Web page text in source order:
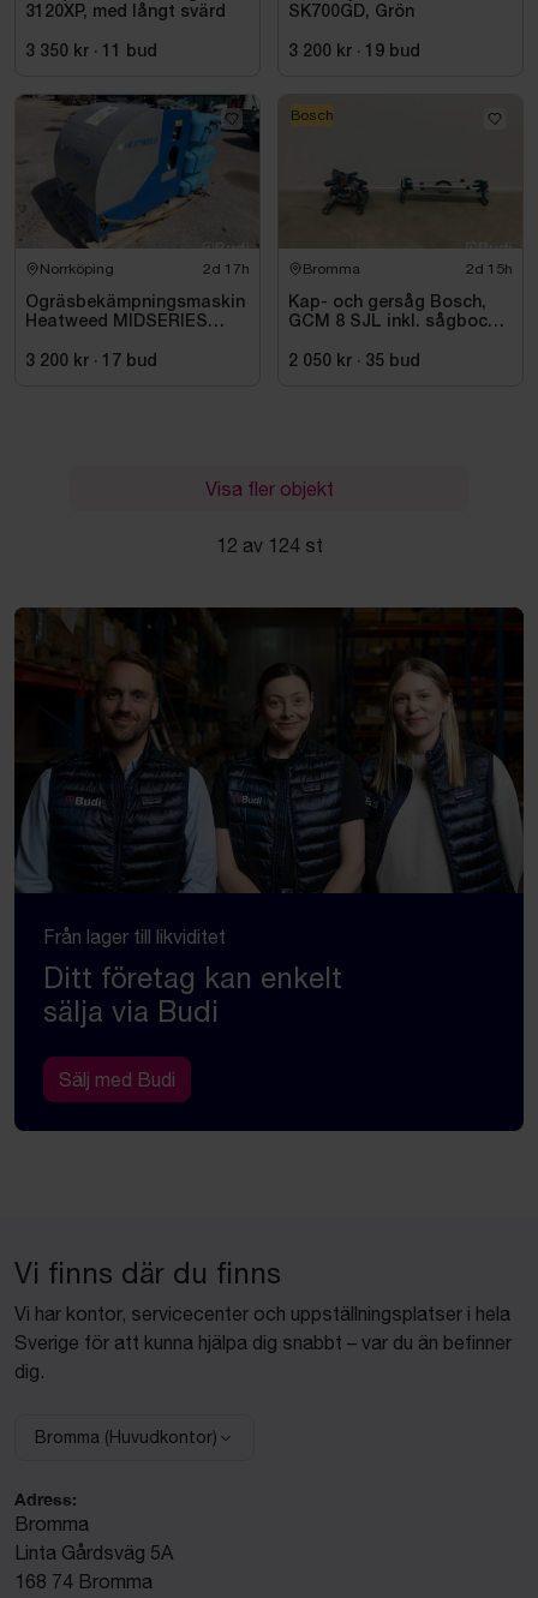
3120XP, med långt svärd
3 350 kr · 11 bud
SK700GD, Grön
3 200 kr · 19 bud
Norrköping 2d 17h
Ogräsbekämpningsmaskin
Heatweed MIDSERIES
3 200 kr · 17 bud
Bromma 2d 15h
Kap- och gersåg Bosch,
GCM 8 SJL inkl. sågbock
2 050 kr · 35 bud
Bosch
Visa fler objekt
12 av 124 st
Från lager till likviditet
Ditt företag kan enkelt
sälja via Budi
Sälj med Budi
Vi finns där du finns
Vi har kontor, servicecenter och uppställningsplatser i hela
Sverige för att kunna hjälpa dig snabbt – var du än befinner
dig.
Välj anläggning:
Bromma (Huvudkontor)
Adress:
Bromma
Linta Gårdsväg 5A
168 74 Bromma